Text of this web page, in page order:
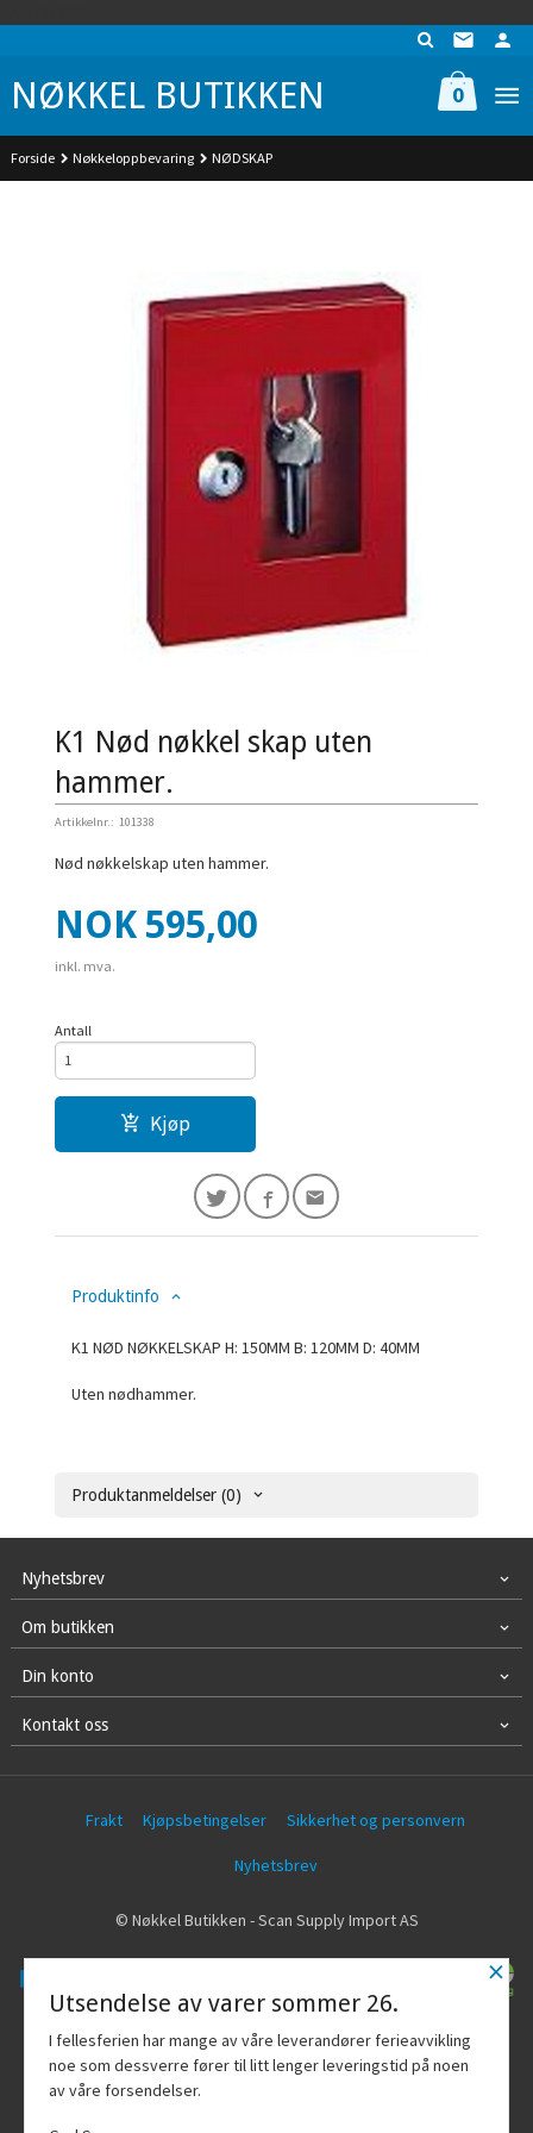
NØKKEL BUTIKKEN 0
Forside Nøkkeloppbevaring NØDSKAP
K1 Nød nøkkel skap uten
hammer.
Artikkelnr.: 101338
Nød nøkkelskap uten hammer.
Pris
NOK 595,00
inkl. mva.
Antall
Kjøp
Produktinfo
K1 NØD NØKKELSKAP H: 150MM B: 120MM D: 40MM
Uten nødhammer.
Produktanmeldelser (0)
Nyhetsbrev
Om butikken
Din konto
Kontakt oss
Frakt Kjøpsbetingelser Sikkerhet og personvern
Nyhetsbrev
© Nøkkel Butikken - Scan Supply Import AS
Vår nettbutikk bruker cookies slik at du
får en bedre kjøpsopplevelse og vi kan
yte deg bedre service. Vi bruker cookies
hovedsaklig til å lagre
×
Utsendelse av varer sommer 26.
I fellesferien har mange av våre leverandører ferieavvikling
noe som dessverre fører til litt lenger leveringstid på noen
av våre forsendelser.